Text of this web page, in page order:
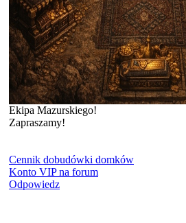
Ekipa Mazurskiego!
Zapraszamy!
Cennik dobudówki domków
Konto VIP na forum
Odpowiedz